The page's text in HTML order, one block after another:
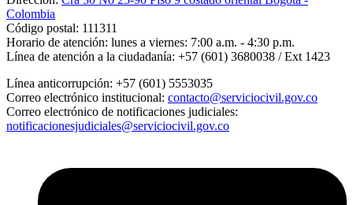
Colombia
Código postal: 111311
Horario de atención: lunes a viernes: 7:00 a.m. - 4:30 p.m.
Línea de atención a la ciudadanía: +57 (601) 3680038 / Ext 1423
Línea anticorrupción: +57 (601) 5553035
Correo electrónico institucional: contacto@serviciocivil.gov.co
Correo electrónico de notificaciones judiciales:
notificacionesjudiciales@serviciocivil.gov.co